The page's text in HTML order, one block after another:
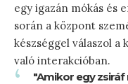
egy igazán mókás és
során a központ
készséggel válaszol a
való interakcióban.
"Amikor egy